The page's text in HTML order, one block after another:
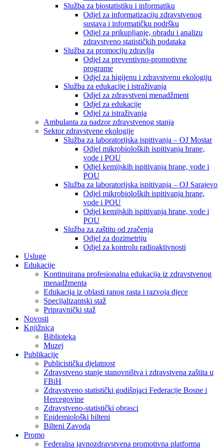
Služba za biostatistiku i informatiku
Odjel za informatizaciju zdravstvenog
sustava i informatičku podršku
Odjel za prikupljanje, obradu i analizu
zdravstveno statističkih podataka
Služba za promociju zdravlja
Odjel za preventivno-promotivne
programe
Odjel za higijenu i zdravstvenu ekologiju
Služba za edukacije i istraživanja
Odjel za zdravstveni menadžment
Odjel za edukacije
Odjel za istraživanja
Ambulanta za nadzor zdravstvenog stanja
Sektor zdravstvene ekologije
Služba za laboratorijska ispitivanja – OJ Mostar
Odjel mikrobioloških ispitivanja hrane,
vode i POU
Odjel kemijskih ispitivanja hrane, vode i
POU
Služba za laboratorijska ispitivanja – OJ Sarajevo
Odjel mikrobioloških ispitivanja hrane,
vode i POU
Odjel kemijskih ispitivanja hrane, vode i
POU
Služba za zaštitu od zračenja
Odjel za dozimetriju
Odjel za kontrolu radioaktivnosti
Usluge
Edukacije
Kontinuirana profesionalna edukacija iz zdravstvenog
menadžmenta
Edukacija iz oblasti ranog rasta i razvoja djece
Specijalizantski staž
Pripravnički staž
Novosti
Knjižnica
Biblioteka
Muzej
Publikacije
Publicistička djelatnost
Zdravstveno stanje stanovništva i zdravstvena zaštita u
FBiH
Zdravstveno statistički godišnjaci Federacije Bosne i
Hercegovine
Zdravstveno-statistički obrasci
Epidemiološki bilteni
Bilteni Zavoda
Promo
Federalna javnozdravstvena promotivna platforma